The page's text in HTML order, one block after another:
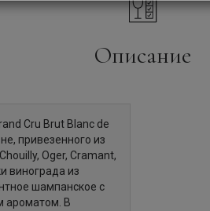
Описание
Cru Brut Blanc de
привезенного из
Oger, Cramant,
винограда из
шампанское с
ароматом. В